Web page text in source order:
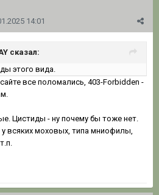
14:01
сказал:
этого вида.
все поломались, 403-Forbidden -
Цистиды - ну почему бы тоже нет.
у всяких моховых, типа мниофилы,